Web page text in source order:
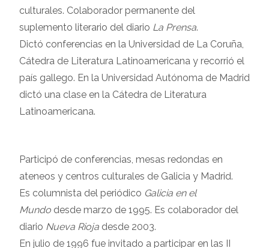
culturales. Colaborador permanente del
suplemento literario del diario La Prensa.
Dictó conferencias en la Universidad de La Coruña,
Cátedra de Literatura Latinoamericana y recorrió el
país gallego. En la Universidad Autónoma de Madrid
dictó una clase en la Cátedra de Literatura
Latinoamericana.
Participó de conferencias, mesas redondas en
ateneos y centros culturales de Galicia y Madrid.
Es columnista del periódico Galicia en el
Mundo desde marzo de 1995. Es colaborador del
diario Nueva Rioja desde 2003.
En julio de 1996 fue invitado a participar en las II